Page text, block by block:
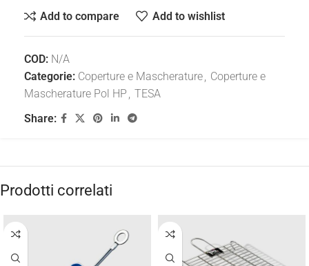
Add to compare Add to wishlist
COD: N/A
Categorie: Coperture e Mascherature, Coperture e
Mascherature Pol HP , TESA
Share:
Prodotti correlati